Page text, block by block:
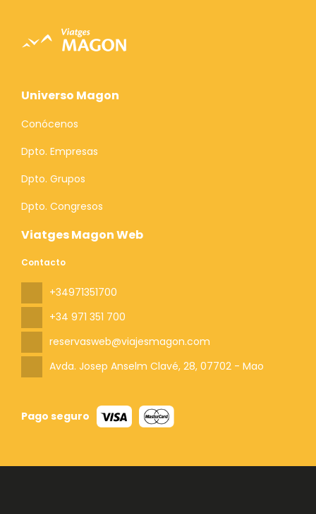
Viatges Magon Web
Contacto
+34971351700
+34 971 351 700
reservasweb@viajesmagon.com
Avda. Josep Anselm Clavé, 28, 07702 - Mao
Pago seguro
Universo Magon
Conócenos
Dpto. Empresas
Dpto. Grupos
Dpto. Congresos